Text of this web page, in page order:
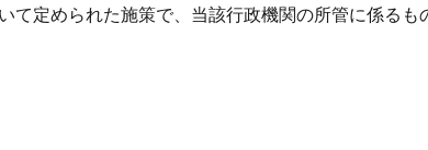
て定められた施策で、当該行政機関の所管に係る